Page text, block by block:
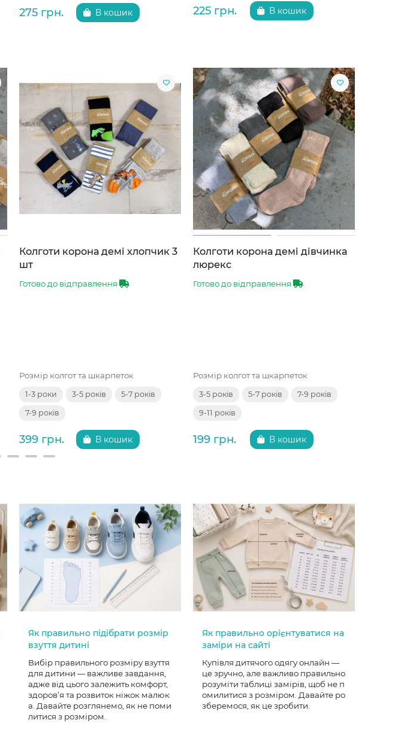
275 грн. В кошик 225 грн. В кошик
Колготи корона демі хлопчик 3
шт
Готово до відправлення
Розмір колгот та шкарпеток
1-3 роки 3-5 років 5-7 років
7-9 років
399 грн. В кошик
Колготи корона демі дівчинка
люрекс
Готово до відправлення
Розмір колгот та шкарпеток
3-5 років 5-7 років 7-9 років
9-11 років
199 грн. В кошик
Як правильно підібрати розмір
взуття дитині
Вибір правильного розміру взуття
для дитини — важливе завдання,
адже від цього залежить комфорт,
здоров’я та розвиток ніжок малюк
а. Давайте розглянемо, як не поми
литися з розміром.
Як правильно орієнтуватися на
заміри на сайті
Купівля дитячого одягу онлайн —
це зручно, але важливо правильно
розуміти таблиці замірів, щоб не п
омилитися з розміром. Давайте ро
зберемося, як це зробити.